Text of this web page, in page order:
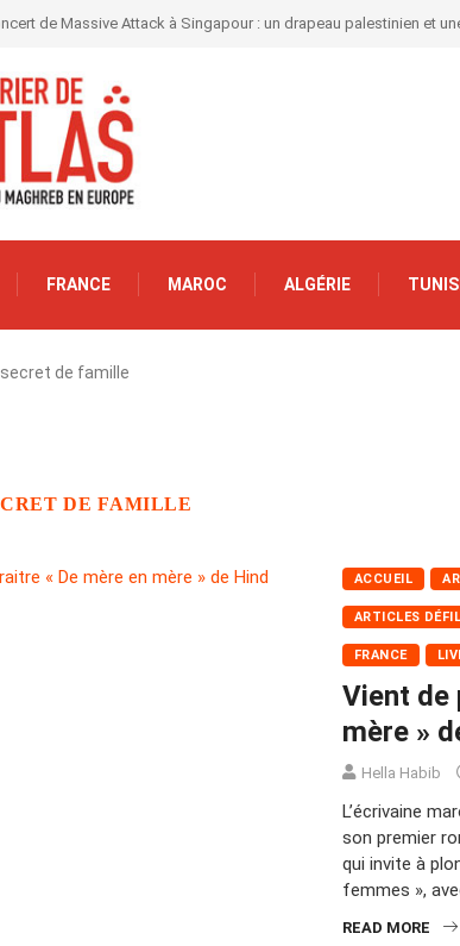
de Massive Attack à Singapour : un drapeau palestinien et
FRANCE MAROC ALGÉRIE
secret de famille
DE FAMILLE
ACCUEIL
ARTICLES
FRANCE
Vient de
mère »
Hella Habib
L’écrivaine
son premier
qui invite à
femmes »,
READ MORE